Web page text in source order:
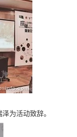
为活动致辞。